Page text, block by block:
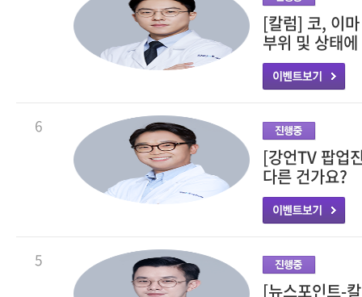
[칼럼] 코, 이
부위 및 상태
6
[강언TV 팝업
다른 건가요?
5
[뉴스포인트-